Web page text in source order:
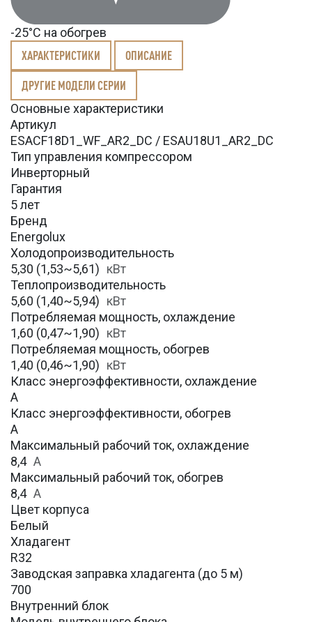
-25°С на обогрев
ХАРАКТЕРИСТИКИ ОПИСАНИЕ
ДРУГИЕ МОДЕЛИ СЕРИИ
Основные характеристики
Артикул
ESACF18D1_WF_AR2_DC / ESAU18U1_AR2_DC
Тип управления компрессором
Инверторный
Гарантия
5 лет
Бренд
Energolux
Холодопроизводительность
5,30 (1,53~5,61) кВт
Теплопроизводительность
5,60 (1,40~5,94) кВт
Потребляемая мощность, охлаждение
1,60 (0,47~1,90) кВт
Потребляемая мощность, обогрев
1,40 (0,46~1,90) кВт
Класс энергоэффективности, охлаждение
А
Класс энергоэффективности, обогрев
А
Максимальный рабочий ток, охлаждение
8,4 A
Максимальный рабочий ток, обогрев
8,4 А
Цвет корпуса
Белый
Хладагент
R32
Заводская заправка хладагента (до 5 м)
700
Внутренний блок